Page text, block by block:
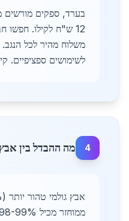
בערד, ספקים מורשים
משלוח מהיר לכל
לשימושים ספציפיים.
4 מה ההבדל בין